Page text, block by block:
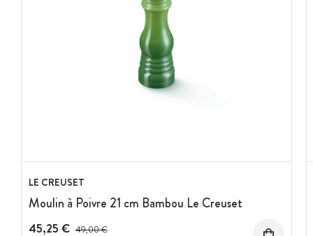
LE CREUSET
Moulin à Poivre 21 cm Bambou Le Creuset
45,25 € Prix avant réduction :
49,00 €